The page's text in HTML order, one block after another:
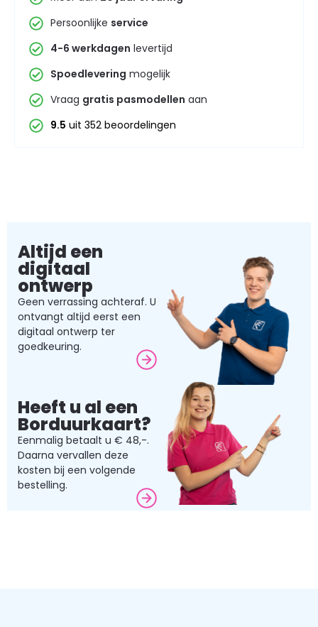
Persoonlijke service
4-6 werkdagen levertijd
Spoedlevering mogelijk
Vraag gratis pasmodellen aan
9.5 uit 352 beoordelingen
Altijd een
digitaal
ontwerp
Geen verrassing achteraf. U
ontvangt altijd eerst een
digitaal ontwerp ter
goedkeuring.
Heeft u al een
Borduurkaart?
Eenmalig betaalt u € 48,-.
Daarna vervallen deze
kosten bij een volgende
bestelling.